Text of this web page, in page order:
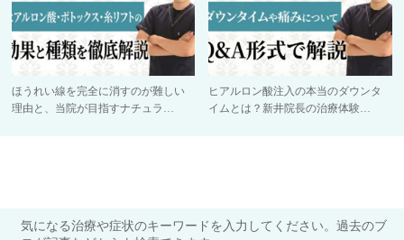
ほうれい線を完全に消すのが難しい
理由と、当院が目指すナチュラ…
ヒアルロン酸注入の本当のダウンタ
イムとは？新井院長の治療体験…
気になる治療や症状のキーワードを入力してください。過去のブ